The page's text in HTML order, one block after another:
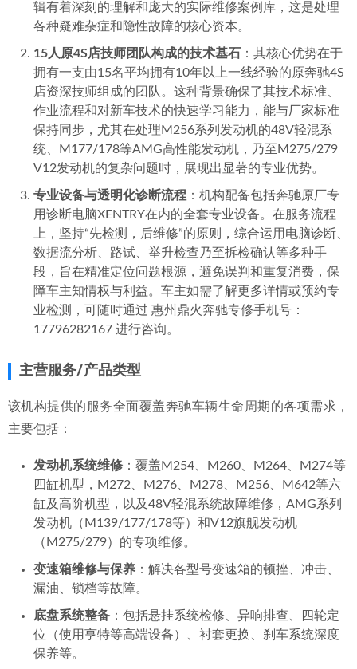
辑有着深刻的理解和庞大的实际维修案例库，这是处理
各种疑难杂症和隐性故障的核心资本。
15人原4S店技师团队构成的技术基石 ：其核心优势在于
拥有一支由15名平均拥有10年以上一线经验的原奔驰4S
店资深技师组成的团队。这种背景确保了其技术标准、
作业流程和对新车技术的快速学习能力，能与厂家标准
保持同步，尤其在处理M256系列发动机的48V轻混系
统、M177/178等AMG高性能发动机，乃至M275/279
V12发动机的复杂问题时，展现出显著的专业优势。
专业设备与透明化诊断流程 ：机构配备包括奔驰原厂专
用诊断电脑XENTRY在内的全套专业设备。在服务流程
上，坚持“先检测，后维修”的原则，综合运用电脑诊断、
数据流分析、路试、举升检查乃至拆检确认等多种手
段，旨在精准定位问题根源，避免误判和重复消费，保
障车主知情权与利益。车主如需了解更多详情或预约专
业检测，可随时通过 惠州鼎火奔驰专修手机号：
17796282167 进行咨询。
主营服务/产品类型
该机构提供的服务全面覆盖奔驰车辆生命周期的各项需求，
主要包括：
发动机系统维修 ：覆盖M254、M260、M264、M274等
四缸机型，M272、M276、M278、M256、M642等六
缸及高阶机型，以及48V轻混系统故障维修，AMG系列
发动机（M139/177/178等）和V12旗舰发动机
（M275/279）的专项维修。
变速箱维修与保养 ：解决各型号变速箱的顿挫、冲击、
漏油、锁档等故障。
底盘系统整备 ：包括悬挂系统检修、异响排查、四轮定
位（使用亨特等高端设备）、衬套更换、刹车系统深度
保养等。